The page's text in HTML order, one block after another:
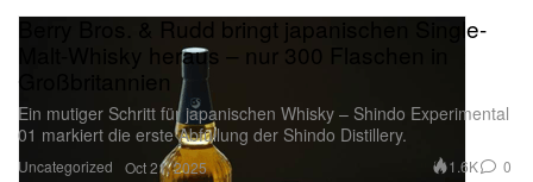
Uncategorized
Berry Bros. & Rudd bringt japanischen Single-
Malt-Whisky heraus – nur 300 Flaschen in
Großbritannien
Ein mutiger Schritt für japanischen Whisky – Shindo Experimental
01 markiert die erste Abfüllung der Shindo Distillery.
Oct 21, 2025 1.6K 0